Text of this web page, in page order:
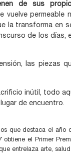
de sus
vuelve permeable
la transforma en
de los días,
las piezas
inútil, todo
de encuentro.
que destaca el año
obtiene el Primer
entrelaza arte,